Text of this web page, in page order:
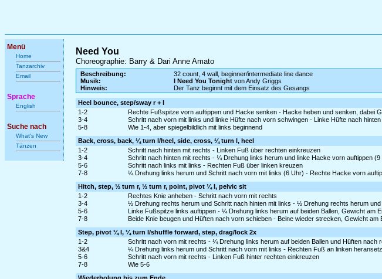
Menü
Home
Tanzarchiv
Email
Sprache
English
Suche nach
What's New
Tänzen
Need You
Choreographie: Barry & Dari Anne Amato
Beschreibung:
32 count, 4 wall, beginner/intermediate line dance
Musik:
I Need You Tonight von Andy Griggs
Hinweis:
Der Tanz beginnt mit dem Einsatz des Gesangs
Heel bounce, step/sway r + l
1-2
Rechte Fußspitze vorn auftippen und Hacke senken - Hacke heben und senken, dabei
3-4
Schritt nach vorn mit links und linke Hüfte nach vorn schwingen - Linke Hüfte nach
5-8
Wie 1-4, aber spiegelbildlich mit links beginnend
Back, cross, back, ¼ turn l/heel, side, cross, ¼ turn l, heel
1-2
Schritt nach hinten mit rechts - Linken Fuß über rechten einkreuzen
3-4
Schritt nach hinten mit rechts - ¼ Drehung links herum und linke Hacke vorn auftippen (9
5-6
Schritt nach links mit links - Rechten Fuß über linken kreuzen
7-8
¼ Drehung links herum und Schritt nach vorn mit links (6 Uhr) - Rechte Hacke vorn
Hitch, step, ½ turn r, ½ turn r, point, pivot ¼ l, pelvic sit
1-2
Rechtes Knie anheben - Schritt nach vorn mit rechts
3-4
½ Drehung rechts herum und Schritt nach hinten mit links - ½ Drehung rechts herum
5-6
Linke Fußspitze links auftippen - ¼ Drehung links herum auf beiden Ballen, Gewicht am
7-8
Beide Knie beugen und Hüften nach vorn schieben - Beine wieder strecken, Gewicht
Step, pivot ¼ l, ¼ turn l/shuffle forward, step, drag/lock 2x
1-2
Schritt nach vorn mit rechts - ¼ Drehung links herum auf beiden Ballen und Hüften
3&4
¼ Drehung links herum und Schritt nach vorn mit links - Rechten Fuß an linken
5-6
Schritt nach vorn mit rechts - Linken Fuß hinter rechten einkreuzen
7-8
Wie 5-6